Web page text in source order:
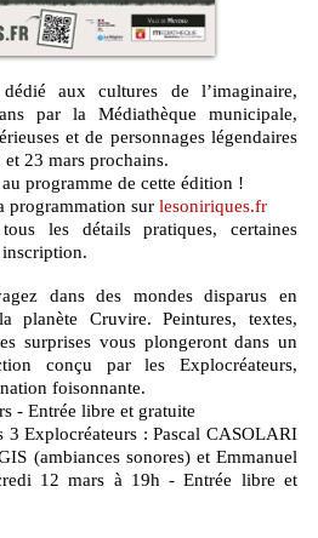
par la Médiathèque municipale,
et de personnages légendaires
23 mars prochains.
programme de cette édition !
programmation sur lesoniriques.fr
les détails pratiques, certaines
inscription.
planète Cruvire. Peintures, textes,
surprises vous plongeront dans un
conçu par les Explocréateurs,
foisonnante.
- Entrée libre et gratuite
3 Explocréateurs : Pascal CASOLARI
(ambiances sonores) et Emmanuel
12 mars à 19h - Entrée libre et